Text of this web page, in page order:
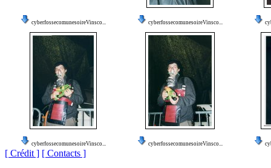
cyberfossecomunesoireVinsco... cyberfossecomunesoireVinsco...
cyberfossecomunesoireVinsco... cyberfossecomunesoireVinsco...
[ Crédit ] [ Contacts ]